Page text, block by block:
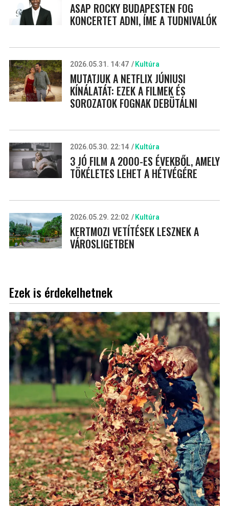
ASAP ROCKY BUDAPESTEN FOG
KONCERTET ADNI, ÍME A TUDNIVALÓK
2026.05.31. 14:47 Kultúra
MUTATJUK A NETFLIX JÚNIUSI
KÍNÁLATÁT: EZEK A FILMEK ÉS
SOROZATOK FOGNAK DEBÜTÁLNI
2026.05.30. 22:14 Kultúra
3 JÓ FILM A 2000-ES ÉVEKBŐL, AMELY
TÖKÉLETES LEHET A HÉTVÉGÉRE
2026.05.29. 22:02 Kultúra
KERTMOZI VETÍTÉSEK LESZNEK A
VÁROSLIGETBEN
Ezek is érdekelhetnek